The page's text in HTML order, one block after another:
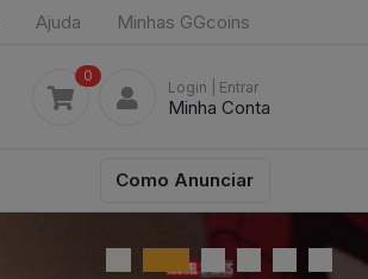
Ajuda Minhas GGcoins
0
Login | Entrar
Minha Conta
Como Anunciar